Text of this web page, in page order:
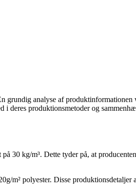
grundig analyse af produktinformationen
deres produktionsmetoder og
30 kg/m³. Dette tyder på, at
m² polyester. Disse produktionsdetaljer